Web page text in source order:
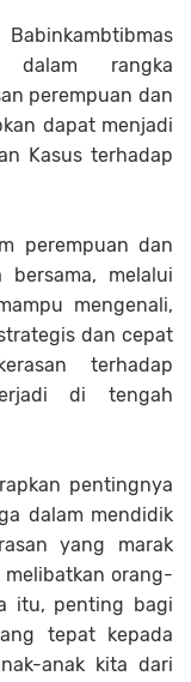
dalam rangka
perempuan dan
dapat menjadi
Kasus terhadap
perempuan dan
melalui
mengenali,
dan cepat
terhadap
di tengah
pentingnya
dalam mendidik
yang marak
orang-
itu, penting bagi
tepat kepada
anak kita dari